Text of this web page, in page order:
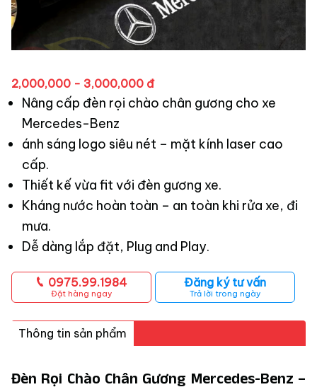
2,000,000 - 3,000,000 đ
Nâng cấp đèn rọi chào chân gương cho xe
Mercedes-Benz
ánh sáng logo siêu nét – mặt kính laser cao
cấp.
Thiết kế vừa fit với đèn gương xe.
Kháng nước hoàn toàn – an toàn khi rửa xe, đi
mưa.
Dễ dàng lắp đặt, Plug and Play.
0975.99.1984
Đặt hàng ngay
Đăng ký tư vấn
Trả lời trong ngày
Thông tin sản phẩm
Đèn Rọi Chào Chân Gương Mercedes-Benz –